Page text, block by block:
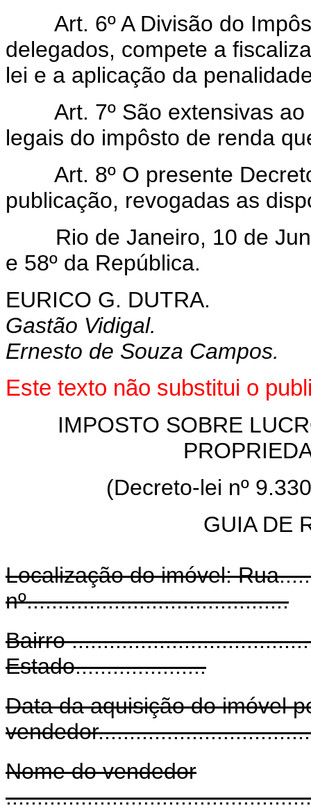
Art. 6º A Divisão do
delegados, compete a
lei e a aplicação da
Art. 7º São extensivas ao
legais do impôsto de renda
Art. 8º O presente
publicação, revogadas as
Rio de Janeiro, 10 de
e 58º da República.
EURICO G. DUTRA.
Gastão Vidigal.
Ernesto de Souza Campos.
Este texto não substitui o
IMPOSTO SOBRE
(Decreto-lei nº
GUIA DE
Localização do imóvel:
nº..........................................
Bairro
Estado.....................
Data da aquisição do imóvel
Nome do vendedor